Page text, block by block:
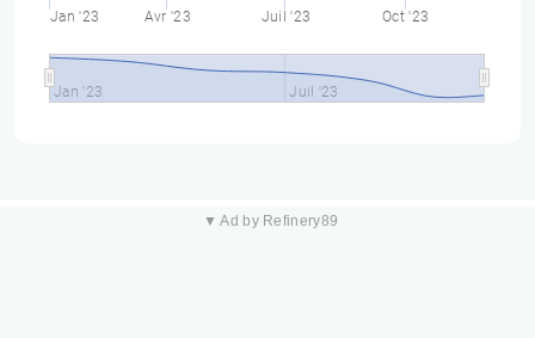
Jan '23 Avr '23 Juil '23 Oct '23
Jan '23 Juil '23
▼ Ad by Refinery89